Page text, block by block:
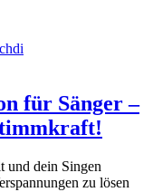
für Sänger –
und dein Singen
zu lösen